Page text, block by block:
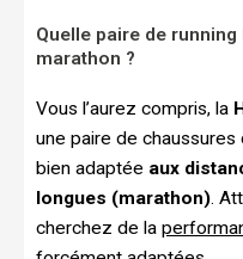
Quelle paire de
marathon ?
Vous l’aurez compris, la
une paire de chaussures
bien adaptée aux
longues (marathon).
cherchez de la